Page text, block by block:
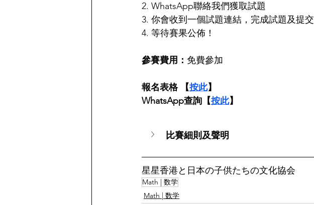
2. WhatsApp聯絡我們獲取試題
3. 你會收到一個試題連結，完成試題及提交
4. 等待賽果公佈！
參賽費用： 免費參加
報名表格 【按此】
WhatsApp查詢【按此】
比賽細則及聲明
星星香港と日本の子供たちの文化協会
Math | 数学
Math | 数学